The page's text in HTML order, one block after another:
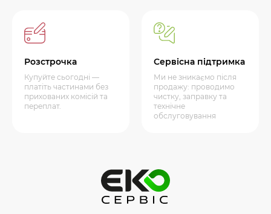
Розстрочка
Купуйте сьогодні —
платіть частинами без
прихованих комісій та
переплат.
Сервісна підтримка
Ми не зникаємо після
продажу: проводимо
чистку, заправку та
технічне
обслуговування